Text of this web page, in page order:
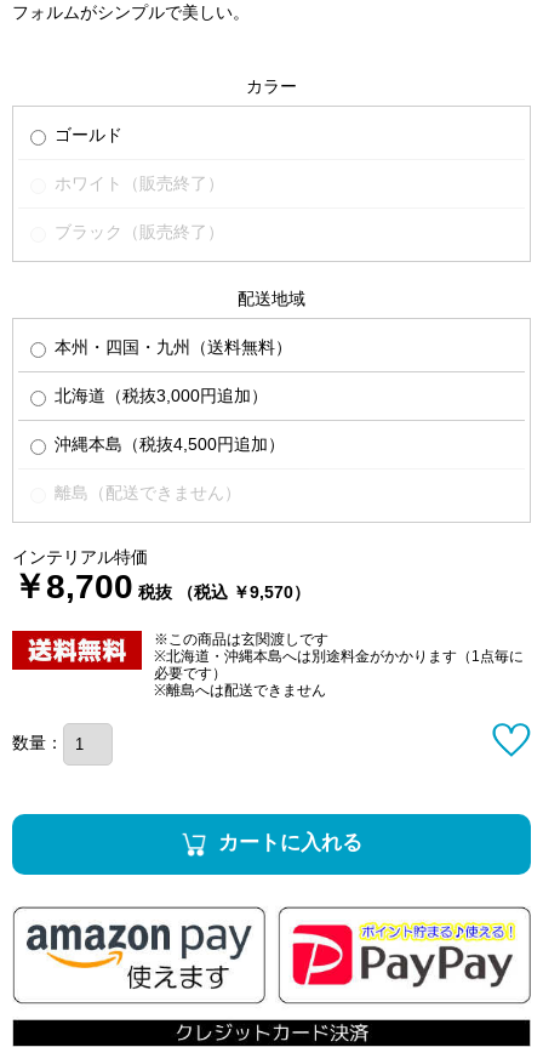
フォルムがシンプルで美しい。
カラー
ゴールド
ホワイト（販売終了）
ブラック（販売終了）
配送地域
本州・四国・九州（送料無料）
北海道（税抜3,000円追加）
沖縄本島（税抜4,500円追加）
離島（配送できません）
インテリアル特価
￥8,700 税抜 （税込 ￥9,570）
※この商品は玄関渡しです
※北海道・沖縄本島へは別途料金がかかります（1点毎に
必要です）
※離島へは配送できません
数量：
カートに入れる